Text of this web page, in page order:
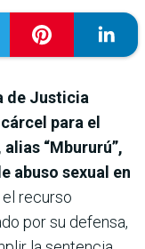
de Justicia
para el
“Mbururú”,
abuso sexual en
el recurso
por su defensa,